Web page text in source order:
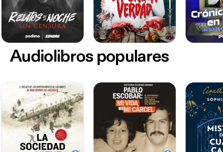
Audiolibros populares